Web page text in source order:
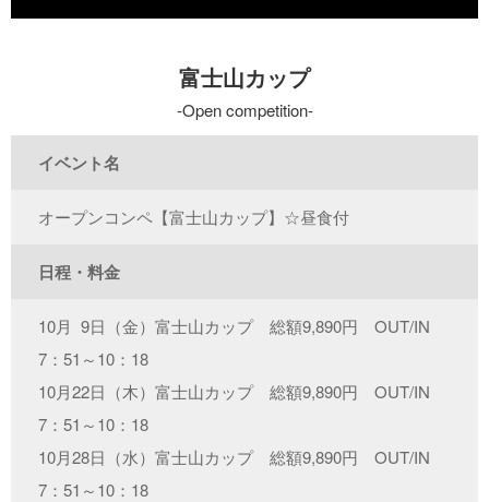
富士山カップ
Open competition
イベント名
オープンコンペ【富士山カップ】☆昼食付
日程・料金
10月 9日（金）富士山カップ 総額9,890円 OUT/IN
7：51～10：18
10月22日（木）富士山カップ 総額9,890円 OUT/IN
7：51～10：18
10月28日（水）富士山カップ 総額9,890円 OUT/IN
7：51～10：18